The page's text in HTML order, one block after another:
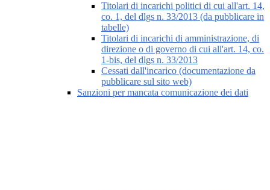
Titolari di incarichi politici di cui all'art. 14,
co. 1, del dlgs n. 33/2013 (da pubblicare in
tabelle)
Titolari di incarichi di amministrazione, di
direzione o di governo di cui all'art. 14, co.
1-bis, del dlgs n. 33/2013
Cessati dall'incarico (documentazione da
pubblicare sul sito web)
Sanzioni per mancata comunicazione dei dati